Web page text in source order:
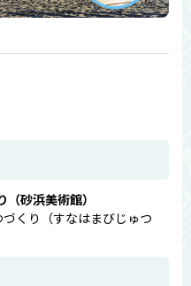
砂浜美術館）
くり（すなはまびじゅつ